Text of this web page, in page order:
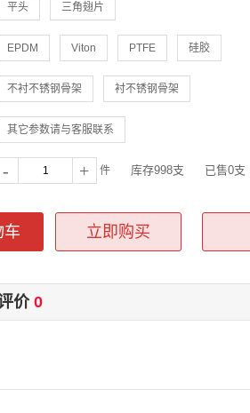
平头 三角翅片
EPDM Viton PTFE 硅胶
不衬不锈钢骨架 衬不锈钢骨架
其它参数请与客服联系
- + 件 库存998支 已售0支
车 立即购买
价 0